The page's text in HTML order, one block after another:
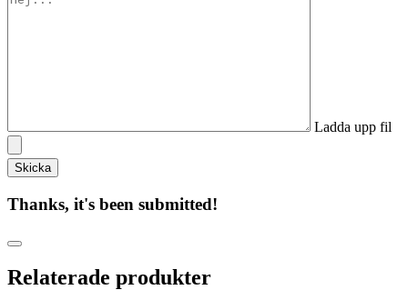
Ladda upp fil
Thanks, it's been submitted!
Relaterade produkter